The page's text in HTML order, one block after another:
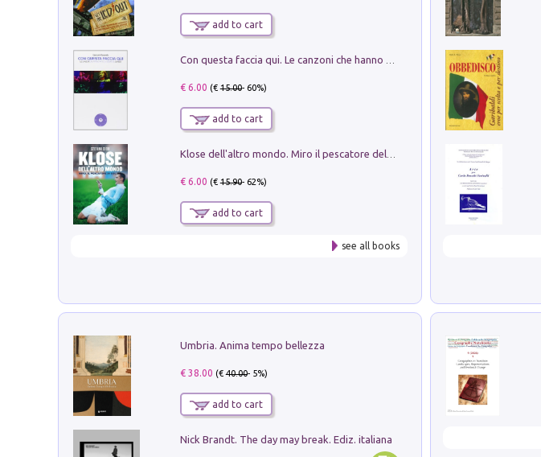
add to cart
€ 6.00 (€15.00- 60%)
add to cart
Klose dell'altro mondo. Miro il pescatore del goal
€ 6.00 (€15.90- 62%)
add to cart
see all books
Umbria. Anima tempo bellezza
€ 38.00 (€40.00- 5%)
add to cart
Nick Brandt. The day may break. Ediz. italiana